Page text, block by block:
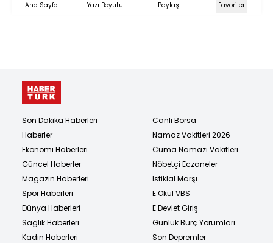
Ana Sayfa Yazı Boyutu Paylaş Favoriler
Son Dakika Haberleri
Haberler
Ekonomi Haberleri
Güncel Haberler
Magazin Haberleri
Spor Haberleri
Dünya Haberleri
Sağlık Haberleri
Kadın Haberleri
Canlı Borsa
Namaz Vakitleri 2026
Cuma Namazı Vakitleri
Nöbetçi Eczaneler
İstiklal Marşı
E Okul VBS
E Devlet Giriş
Günlük Burç Yorumları
Son Depremler